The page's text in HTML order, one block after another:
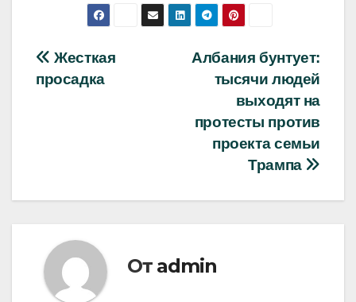
Навигация
по
Албания бунтует:
тысячи людей
выходят на
протесты против
проекта семьи
Трампа
Жесткая
просадка
От admin